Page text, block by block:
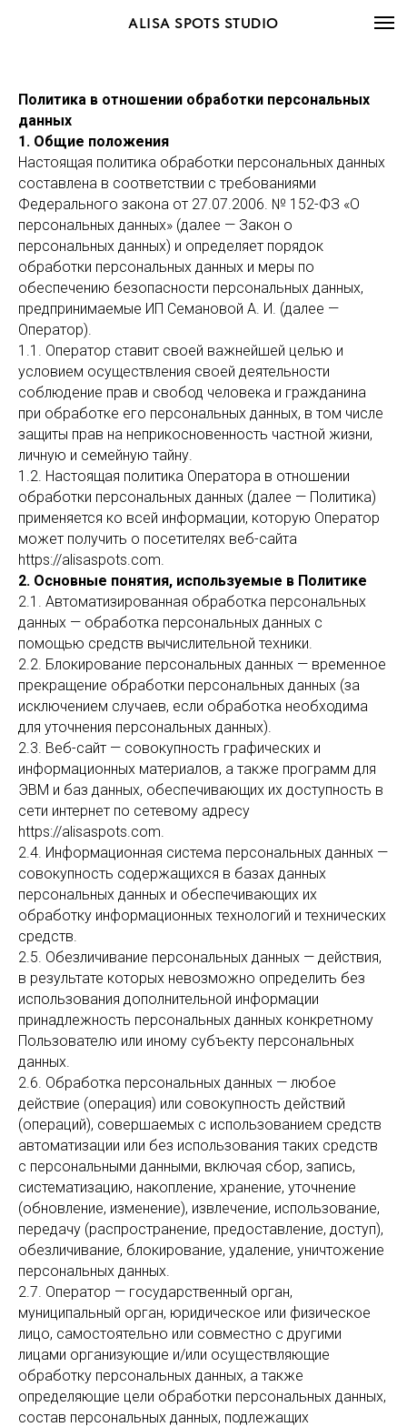
ALISA SPOTS STUDIO
Политика в отношении обработки персональных
данных
1. Общие положения
Настоящая политика обработки персональных данных
составлена в соответствии с требованиями
Федерального закона от 27.07.2006. № 152-ФЗ «О
персональных данных» (далее — Закон о
персональных данных) и определяет порядок
обработки персональных данных и меры по
обеспечению безопасности персональных данных,
предпринимаемые ИП Семановой А. И. (далее —
Оператор).
1.1. Оператор ставит своей важнейшей целью и
условием осуществления своей деятельности
соблюдение прав и свобод человека и гражданина
при обработке его персональных данных, в том числе
защиты прав на неприкосновенность частной жизни,
личную и семейную тайну.
1.2. Настоящая политика Оператора в отношении
обработки персональных данных (далее — Политика)
применяется ко всей информации, которую Оператор
может получить о посетителях веб-сайта
https://alisaspots.com.
2. Основные понятия, используемые в Политике
2.1. Автоматизированная обработка персональных
данных — обработка персональных данных с
помощью средств вычислительной техники.
2.2. Блокирование персональных данных — временное
прекращение обработки персональных данных (за
исключением случаев, если обработка необходима
для уточнения персональных данных).
2.3. Веб-сайт — совокупность графических и
информационных материалов, а также программ для
ЭВМ и баз данных, обеспечивающих их доступность в
сети интернет по сетевому адресу
https://alisaspots.com.
2.4. Информационная система персональных данных —
совокупность содержащихся в базах данных
персональных данных и обеспечивающих их
обработку информационных технологий и технических
средств.
2.5. Обезличивание персональных данных — действия,
в результате которых невозможно определить без
использования дополнительной информации
принадлежность персональных данных конкретному
Пользователю или иному субъекту персональных
данных.
2.6. Обработка персональных данных — любое
действие (операция) или совокупность действий
(операций), совершаемых с использованием средств
автоматизации или без использования таких средств
с персональными данными, включая сбор, запись,
систематизацию, накопление, хранение, уточнение
(обновление, изменение), извлечение, использование,
передачу (распространение, предоставление, доступ),
обезличивание, блокирование, удаление, уничтожение
персональных данных.
2.7. Оператор — государственный орган,
муниципальный орган, юридическое или физическое
лицо, самостоятельно или совместно с другими
лицами организующие и/или осуществляющие
обработку персональных данных, а также
определяющие цели обработки персональных данных,
состав персональных данных, подлежащих